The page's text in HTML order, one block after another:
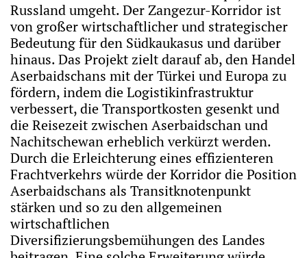
Russland umgeht. Der Zangezur-Korridor ist
von großer wirtschaftlicher und strategischer
Bedeutung für den Südkaukasus und darüber
hinaus. Das Projekt zielt darauf ab, den Handel
Aserbaidschans mit der Türkei und Europa zu
fördern, indem die Logistikinfrastruktur
verbessert, die Transportkosten gesenkt und
die Reisezeit zwischen Aserbaidschan und
Nachitschewan erheblich verkürzt werden.
Durch die Erleichterung eines effizienteren
Frachtverkehrs würde der Korridor die Position
Aserbaidschans als Transitknotenpunkt
stärken und so zu den allgemeinen
wirtschaftlichen
Diversifizierungsbemühungen des Landes